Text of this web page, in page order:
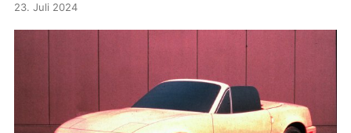
23. Juli 2024